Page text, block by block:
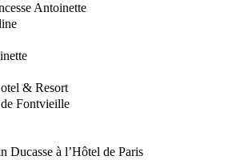
Antoinette
& Resort
Fontvieille
à l’Hôtel de Paris